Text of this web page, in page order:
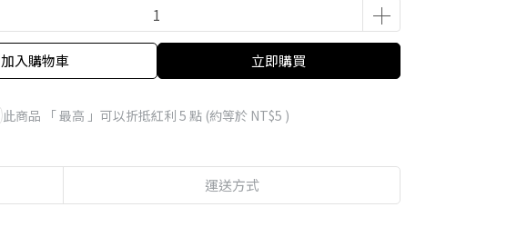
加入購物車 立即購買
此商品 「 最高 」可以折抵紅利 5 點 (約等於 NT$5 )
運送方式